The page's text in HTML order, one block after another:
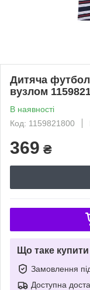
Дитяча
вузлом
В наявності
Код: 1159821800
369 ₴
Що таке
Замовлення
Доступна